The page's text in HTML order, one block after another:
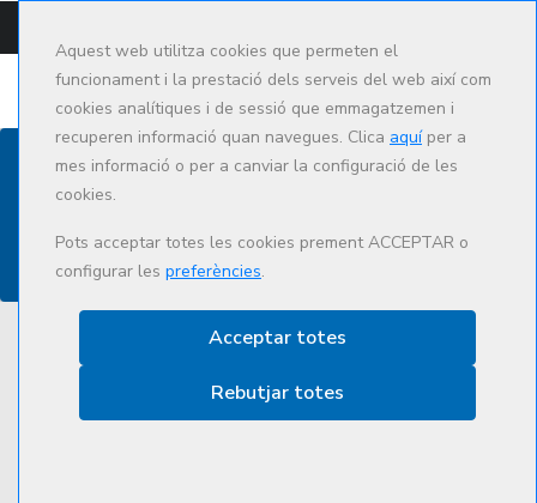
Aquest web utilitza cookies que permeten el
funcionament i la prestació dels serveis del web així com
cookies analítiques i de sessió que emmagatzemen i
recuperen informació quan navegues. Clica aquíper a
mes informació o per a canviar la configuració de les
cookies.
Pots acceptar totes les cookies prement ACCEPTAR o
configurar les preferències.
Acceptar totes
Rebutjar totes
Actualitat